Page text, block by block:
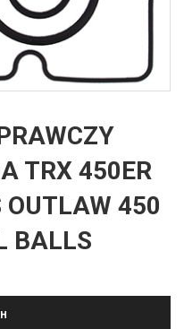
TRX 450ER
OUTLAW 450
BALLS